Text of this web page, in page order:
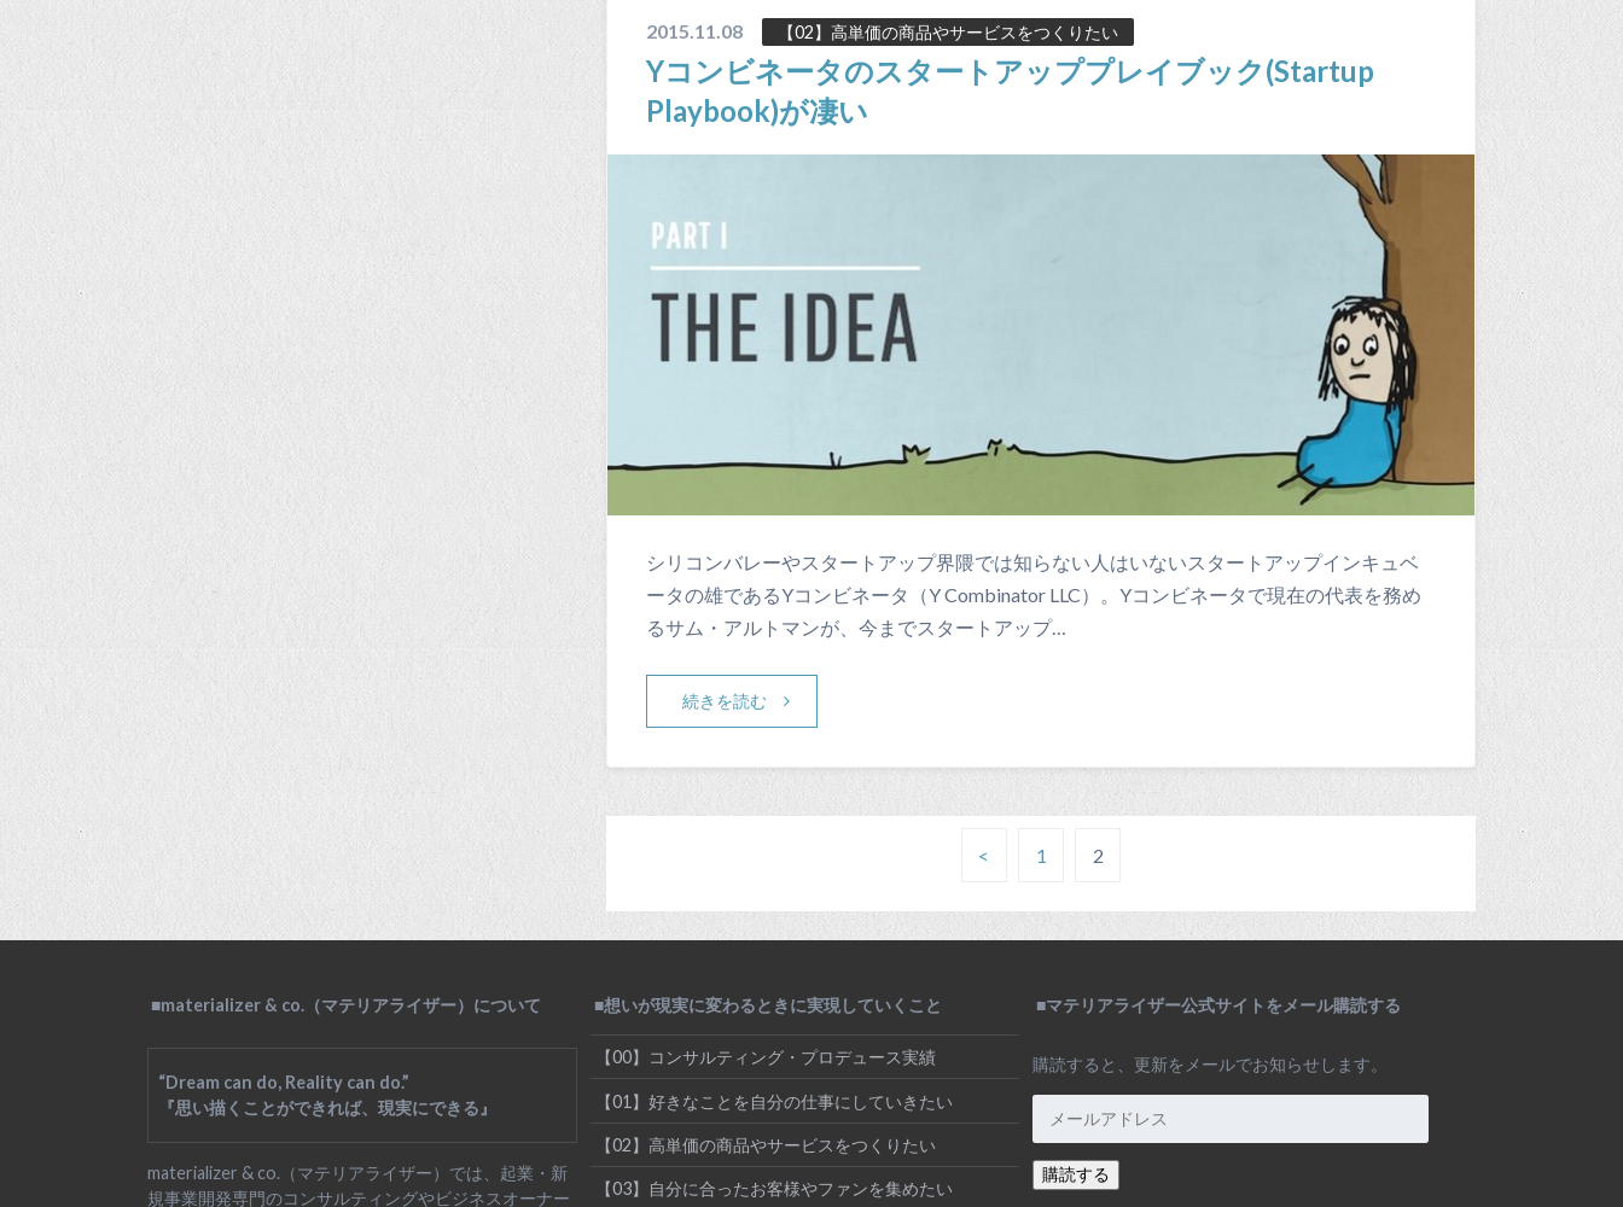
2015.11.08 【02】高単価の商品やサービスをつくりたい
Yコンビネータのスタートアッププレイブック(Startup
Playbook)が凄い
シリコンバレーやスタートアップ界隈では知らない人はいないスタートアップインキュベ
ータの雄であるYコンビネータ（Y Combinator LLC）。Yコンビネータで現在の代表を務め
るサム・アルトマンが、今までスタートアップ…
続きを読む
< 1 2
■materializer & co.（マテリアライザー）について
“Dream can do, Reality can do.”
『思い描くことができれば、現実にできる』
materializer & co.（マテリアライザー）では、起業・新
規事業開発専門のコンサルティングやビジネスオーナー
■想いが現実に変わるときに実現していくこと
【00】コンサルティング・プロデュース実績
【01】好きなことを自分の仕事にしていきたい
【02】高単価の商品やサービスをつくりたい
【03】自分に合ったお客様やファンを集めたい
■マテリアライザー公式サイトをメール購読する
購読すると、更新をメールでお知らせします。
ル
ア
購読する